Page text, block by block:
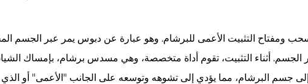
ومفتاح التثبيت الأعمى للبرشام. وهو عبارة عن دبوس يمر عبر
الجسم. أثناء التثبيت، تقوم أداة متخصصة، وهي مسدس برشام، بإمساك
جسم البرشام، مما يؤدي إلى تشوهه وتوسعه على الجانب "الأعمى" أو الذي